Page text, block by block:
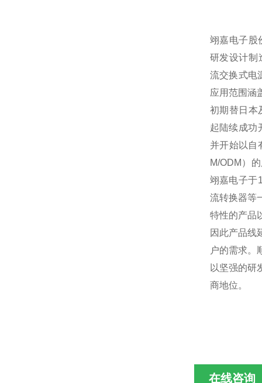
翊嘉电子股
研发设计制
流交换式电
应用范围涵
初期替日本
起陆续成功
并开始以自
M/ODM）
翊嘉电子于
流转换器等
特性的产品
因此产品线
户的需求。
以坚强的研
商地位。
在线咨询